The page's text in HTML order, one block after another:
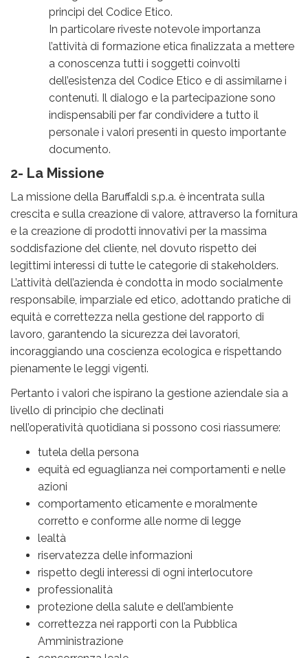
principi del Codice Etico.
In particolare riveste notevole importanza
l’attività di formazione etica finalizzata a mettere
a conoscenza tutti i soggetti coinvolti
dell’esistenza del Codice Etico e di assimilarne i
contenuti. Il dialogo e la partecipazione sono
indispensabili per far condividere a tutto il
personale i valori presenti in questo importante
documento.
2- La Missione
La missione della Baruffaldi s.p.a. è incentrata sulla
crescita e sulla creazione di valore, attraverso la fornitura
e la creazione di prodotti innovativi per la massima
soddisfazione del cliente, nel dovuto rispetto dei
legittimi interessi di tutte le categorie di stakeholders.
L’attività dell’azienda è condotta in modo socialmente
responsabile, imparziale ed etico, adottando pratiche di
equità e correttezza nella gestione del rapporto di
lavoro, garantendo la sicurezza dei lavoratori,
incoraggiando una coscienza ecologica e rispettando
pienamente le leggi vigenti.
Pertanto i valori che ispirano la gestione aziendale sia a
livello di principio che declinati
nell’operatività quotidiana si possono così riassumere:
tutela della persona
equità ed eguaglianza nei comportamenti e nelle
azioni
comportamento eticamente e moralmente
corretto e conforme alle norme di legge
lealtà
riservatezza delle informazioni
rispetto degli interessi di ogni interlocutore
professionalità
protezione della salute e dell’ambiente
correttezza nei rapporti con la Pubblica
Amministrazione